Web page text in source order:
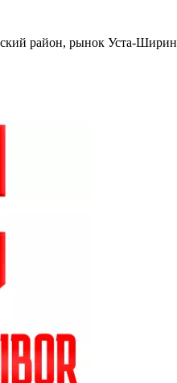
район, рынок Уста-Ширин